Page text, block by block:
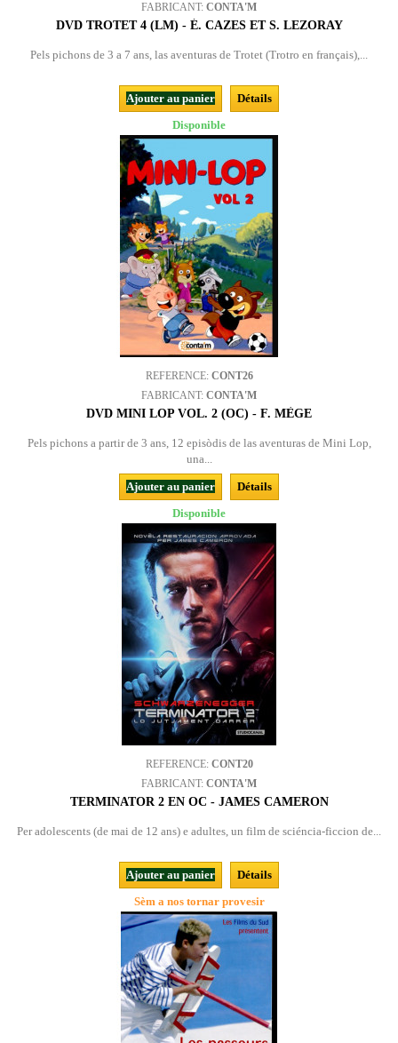
FABRICANT: CONTA'M
DVD TROTET 4 (LM) - É. CAZES ET S. LEZORAY
Pels pichons de 3 a 7 ans, las aventuras de Trotet (Trotro en français),...
Ajouter au panier
Détails
Disponible
REFERENCE: CONT26
FABRICANT: CONTA'M
DVD MINI LOP VOL. 2 (OC) - F. MÈGE
Pels pichons a partir de 3 ans, 12 episòdis de las aventuras de Mini Lop,
una...
Ajouter au panier
Détails
Disponible
REFERENCE: CONT20
FABRICANT: CONTA'M
TERMINATOR 2 EN OC - JAMES CAMERON
Per adolescents (de mai de 12 ans) e adultes, un film de sciéncia-ficcion de...
Ajouter au panier
Détails
Sèm a nos tornar provesir